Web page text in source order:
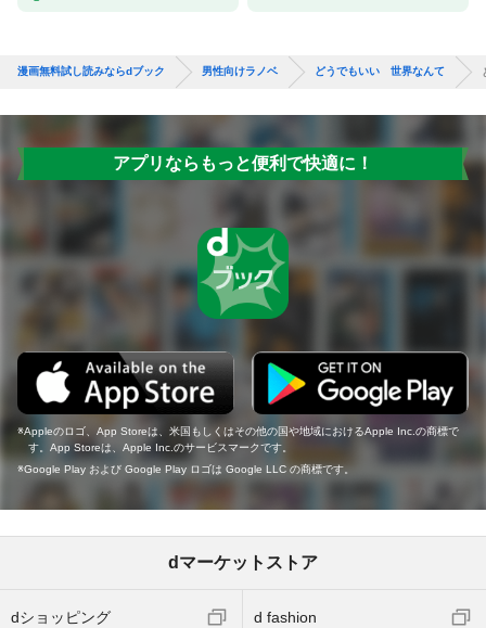
漫画無料試し読みならdブック 男性向けラノベ どうでもいい 世界なんて
アプリならもっと便利で快適に！
Appleのロゴ、App Storeは、米国もしくはその他の国や地域におけるApple Inc.の商標で
す。App Storeは、Apple Inc.のサービスマークです。
Google Play および Google Play ロゴは Google LLC の商標です。
dマーケットストア
dショッピング d fashion